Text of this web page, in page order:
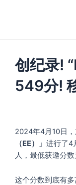
创纪录!
549分!
2024年4月10日
（EE）」 进行了4
人，最低获邀分
这个分数到底有